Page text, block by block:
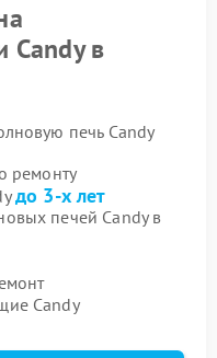
Candy в
печь Candy
ремонту
до 3-х лет
печей Candy в
Candy